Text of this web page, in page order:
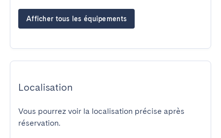
Afficher tous les équipements
Localisation
Vous pourrez voir la localisation précise après
réservation.